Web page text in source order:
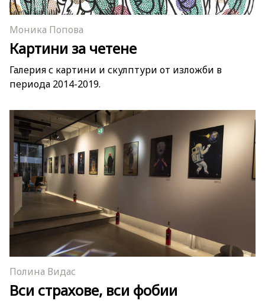
Моника Попова
Картини за четене
Галерия с картини и скулптури от изложби в
периода 2014-2019.
Полина Видас
Вси страхове, вси фобии